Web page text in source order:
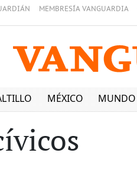
MEMBRESÍA VANGUARDIA
MÉXICO MUNDO